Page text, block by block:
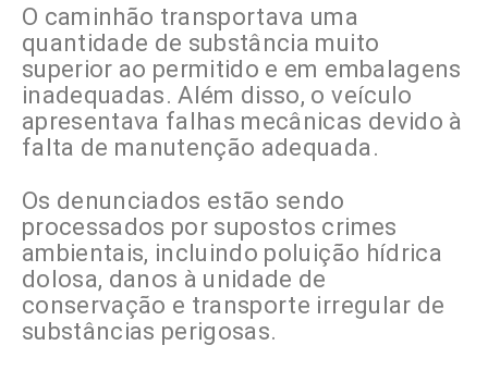
O caminhão transportava uma
quantidade de substância muito
superior ao permitido e em embalagens
inadequadas. Além disso, o veículo
apresentava falhas mecânicas devido à
falta de manutenção adequada.
Os denunciados estão sendo
processados por supostos crimes
ambientais, incluindo poluição hídrica
dolosa, danos à unidade de
conservação e transporte irregular de
substâncias perigosas.